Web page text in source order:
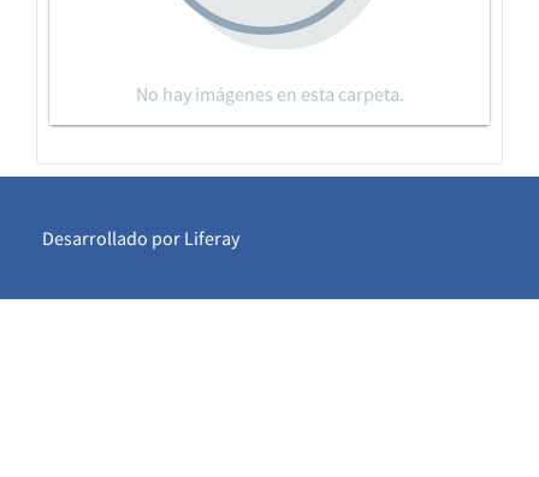
No hay imágenes en esta carpeta.
Desarrollado por Liferay